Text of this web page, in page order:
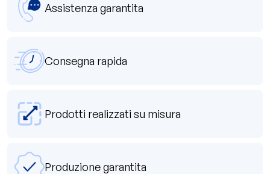
Assistenza garantita
Consegna rapida
Prodotti realizzati su misura
Produzione garantita